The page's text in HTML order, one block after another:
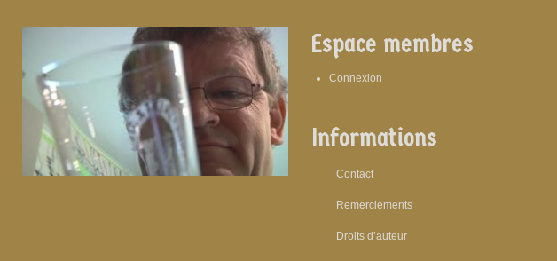
Espace membres
Connexion
Informations
Contact
Remerciements
Droits d’auteur